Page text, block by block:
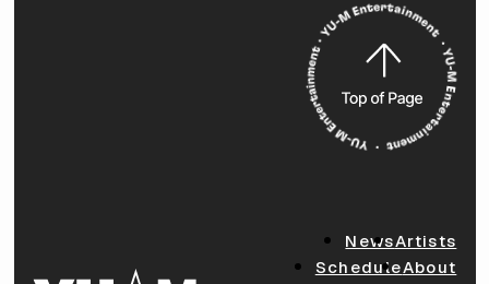
NewsArtists
ScheduleAbout